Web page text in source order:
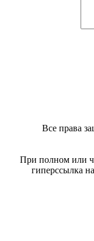
Все права
При полном или
гиперссылка